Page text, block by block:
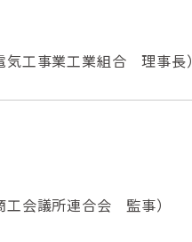
気工事業工業組合 理事長）
工会議所連合会 監事）